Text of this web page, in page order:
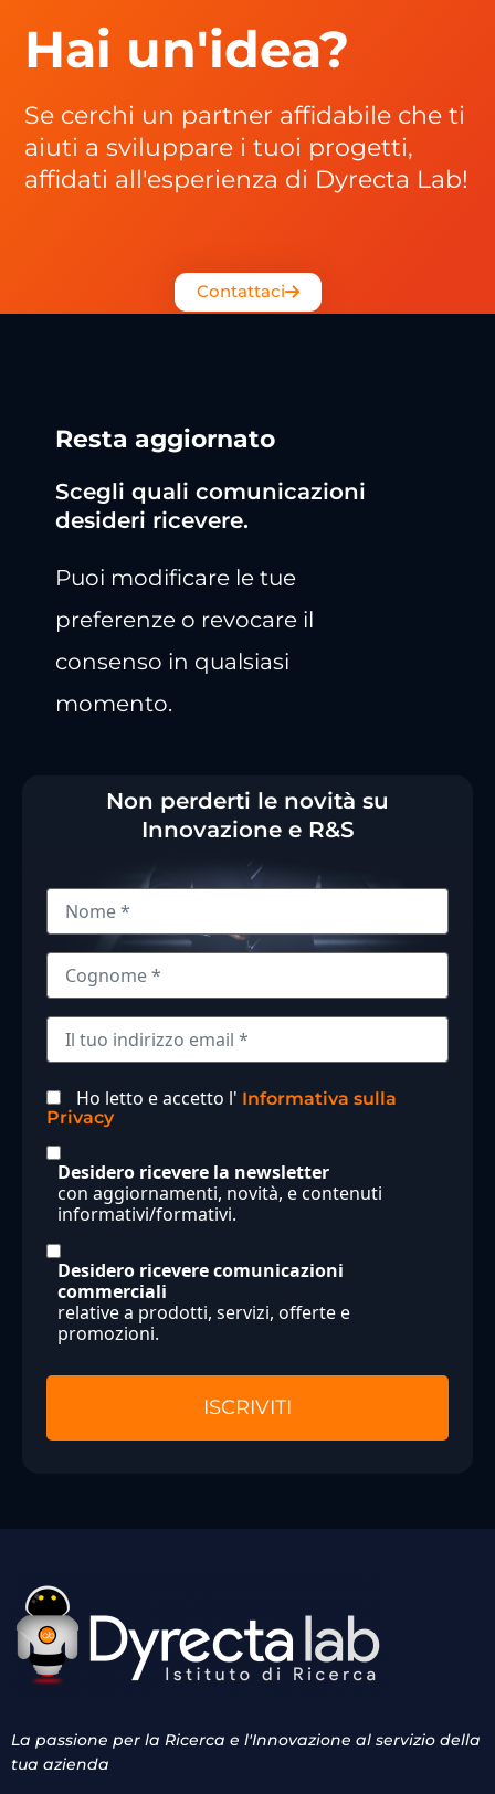
Hai un'idea?
Se cerchi un partner affidabile che ti
aiuti a sviluppare i tuoi progetti,
affidati all'esperienza di Dyrecta Lab!
Contattaci
Resta aggiornato
Scegli quali comunicazioni
desideri ricevere.
Puoi modificare le tue
preferenze o revocare il
consenso in qualsiasi
momento.
Non perderti le novità su
Innovazione e R&S
Ho letto e accetto l' Informativa sulla
Privacy
Desidero ricevere la newsletter
con aggiornamenti, novità, e contenuti
informativi/formativi.
Desidero ricevere comunicazioni
commerciali
relative a prodotti, servizi, offerte e
promozioni.
La passione per la Ricerca e l'Innovazione al servizio della
tua azienda